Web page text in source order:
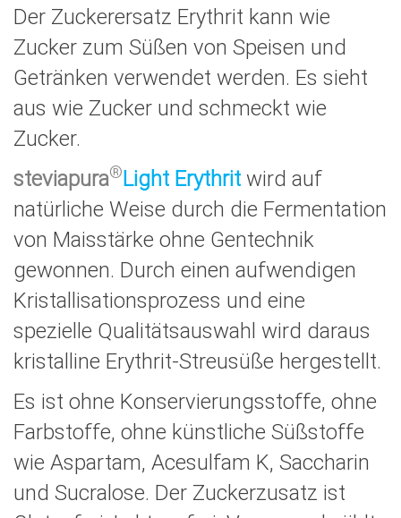
Der Zuckerersatz Erythrit kann wie
Zucker zum Süßen von Speisen und
Getränken verwendet werden. Es sieht
aus wie Zucker und schmeckt wie
Zucker.
steviapura® Light Erythrit wird auf
natürliche Weise durch die Fermentation
von Maisstärke ohne Gentechnik
gewonnen. Durch einen aufwendigen
Kristallisationsprozess und eine
spezielle Qualitätsauswahl wird daraus
kristalline Erythrit-Streusüße hergestellt.
Es ist ohne Konservierungsstoffe, ohne
Farbstoffe, ohne künstliche Süßstoffe
wie Aspartam, Acesulfam K, Saccharin
und Sucralose. Der Zuckerzusatz ist